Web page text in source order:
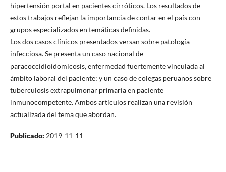
hipertensión portal en pacientes cirróticos. Los resultados de
estos trabajos reflejan la importancia de contar en el país con
grupos especializados en temáticas definidas.
Los dos casos clínicos presentados versan sobre patología
infecciosa. Se presenta un caso nacional de
paracoccidioidomicosis, enfermedad fuertemente vinculada al
ámbito laboral del paciente; y un caso de colegas peruanos sobre
tuberculosis extrapulmonar primaria en paciente
inmunocompetente. Ambos artículos realizan una revisión
actualizada del tema que abordan.
Publicado: 2019-11-11